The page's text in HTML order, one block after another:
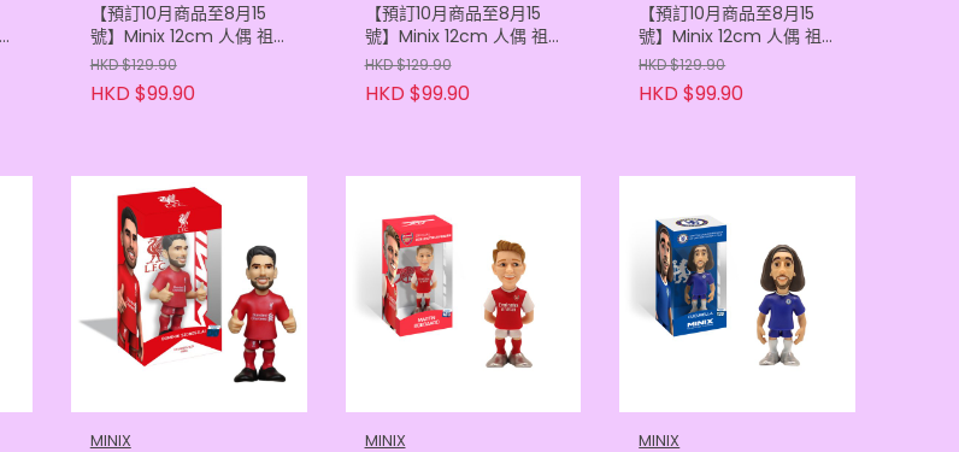
【預訂10月商品至8月15
號】Minix 12cm 人偶 祖
雲達斯 - 麥堅尼
(8436605121529)
HKD $129.90
HKD $99.90
【預訂10月商品至8月15
號】Minix 12cm 人偶 祖
雲達斯 - 布雷默
(8436605121123)
HKD $129.90
HKD $99.90
【預訂10月商品至8月15
號】Minix 12cm 人偶 祖
雲達斯 - 杜林
(8436605121109)
HKD $129.90
HKD $99.90
MINIX MINIX MINIX